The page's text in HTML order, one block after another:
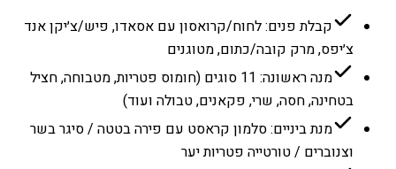
קבלת פנים: לחוח/קרואסון עם אסאדו, פיש/צ׳יקן אנד
צ׳יפס, מרק קובה/כתום, מטוגנים
מנה ראשונה: 11 סוגים (חומוס פטריות, מטבוחה, חציל
בטחינה, חסה, שרי, פקאנים, טבולה ועוד)
מנת ביניים: סלמון קראסט עם פירה בטטה / סיגר בשר
וצנוברים / טורטייה פטריות יער